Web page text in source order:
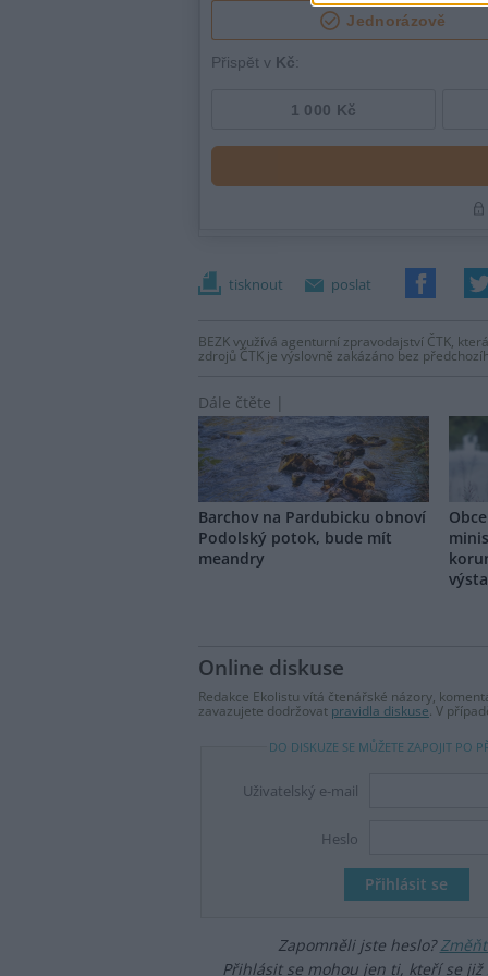
tisknout poslat
BEZK využívá agenturní zpravodajství ČTK,
zdrojů ČTK je výslovně zakázáno bez
Dále čtěte |
Barchov na Pardubicku obnoví
Podolský potok, bude mít
meandry
Online diskuse
Redakce Ekolistu vítá čtenářské názory,
zavazujete dodržovat pravidla diskuse. V
DO DISKUZE SE MŮŽETE ZAPOJIT PO
Uživatelský e-mail
Heslo
Zapomněli jste heslo?
Přihlásit se mohou jen ti, kteří se již